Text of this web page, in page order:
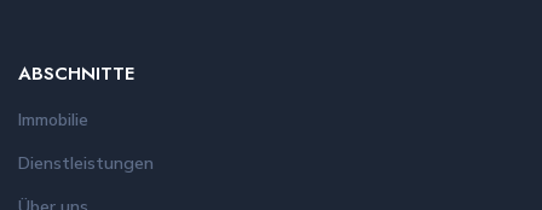
ABSCHNITTE
Immobilie
Dienstleistungen